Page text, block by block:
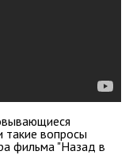
такие вопросы
фильма "Назад в